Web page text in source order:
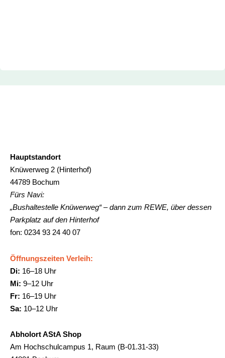
Hauptstandort
Knüwerweg 2 (Hinterhof)
44789 Bochum
Fürs Navi:
„Bushaltestelle Knüwerweg“ – dann zum REWE, über dessen
Parkplatz auf den Hinterhof
fon: 0234 93 24 40 07
Öffnungszeiten Verleih:
Di: 16–18 Uhr
Mi: 9–12 Uhr
Fr: 16–19 Uhr
Sa: 10–12 Uhr
Abholort AStA Shop
Am Hochschulcampus 1, Raum (B-01.31-33)